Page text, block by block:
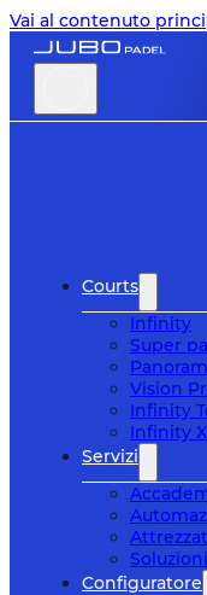
Vai al contenuto
Courts
Infinity
Super
Vision
Infinity
Infinity
Servizi
Configuratore